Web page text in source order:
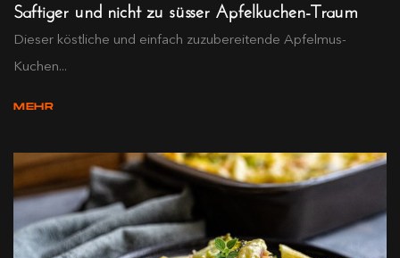
Saftiger und nicht zu süsser Apfelkuchen-Traum
Dieser köstliche und einfach zuzubereitende Apfelmus-
Kuchen...
MEHR